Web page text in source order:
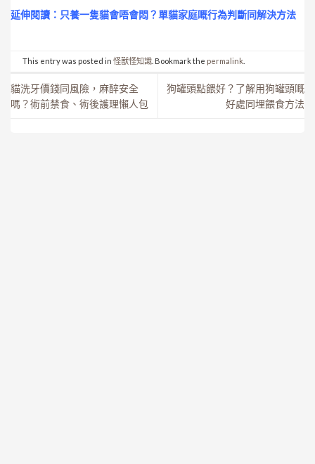
延伸閱讀： 只養一隻貓會唔會悶？單貓家庭嘅行為判斷同解決方法
This entry was posted in 怪獸怪知識. Bookmark the permalink.
貓洗牙價錢同風險，麻醉安全
嗎？術前禁食、術後護理懶人包
狗罐頭點餵好？了解用狗罐頭嘅
好處同埋餵食方法